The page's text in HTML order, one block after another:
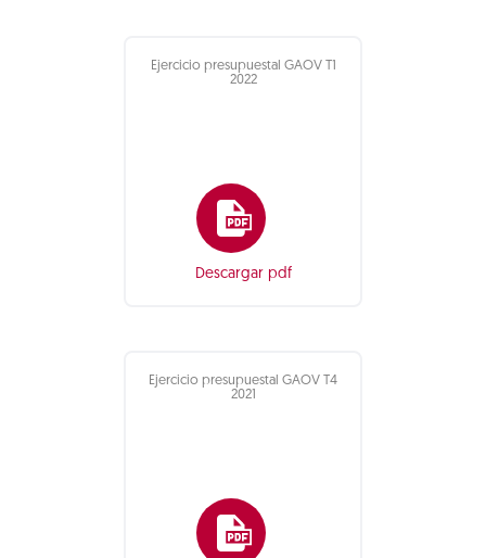
Ejercicio presupuestal GAOV T1
2022
Descargar pdf
Ejercicio presupuestal GAOV T4
2021